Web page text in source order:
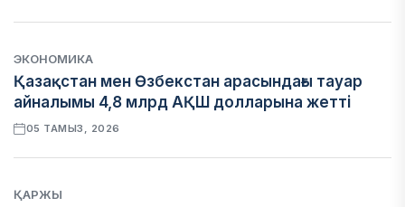
ЭКОНОМИКА
Қазақстан мен Өзбекстан арасындағы тауар
айналымы 4,8 млрд АҚШ долларына жетті
05 ТАМЫЗ, 2026
ҚАРЖЫ